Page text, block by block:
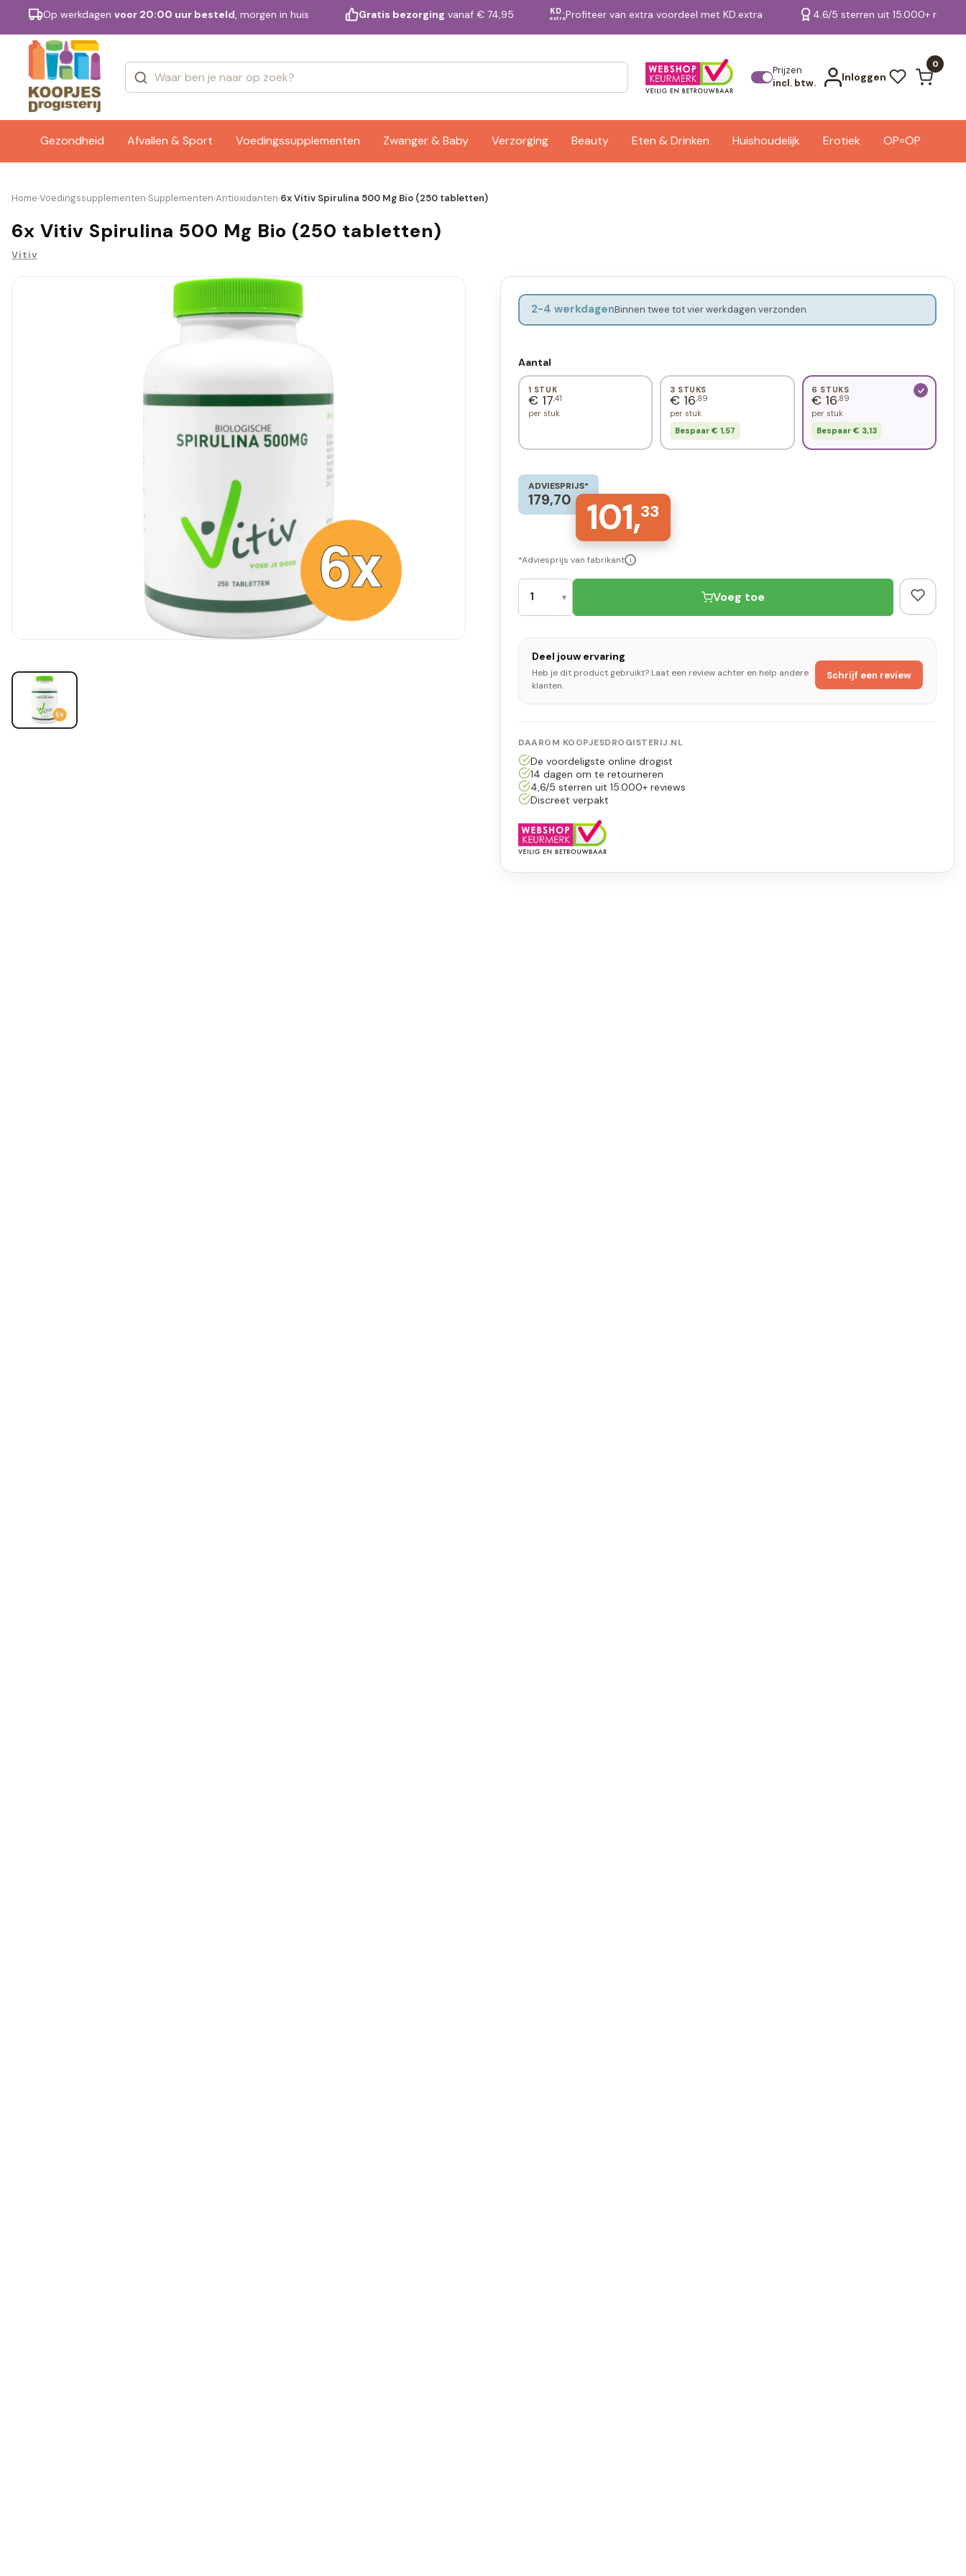
Op werkdagen voor 20:00 uur besteld, morgen in huis Gratis bezorging vanaf € 74,95 KD.
extraProfiteer van extra voordeel met KD.extra 4.6/5 sterren uit 15.000+
Prijzen
incl. btw.
Inloggen
0
Gezondheid Afvallen & Sport Voedingssupplementen Zwanger & Baby Verzorging Beauty Eten & Drinken Huishoudelijk Erotiek OP=OP
Merken Bekijk alle resultaten
Home›Voedingssupplementen›Supplementen›Antioxidanten›6x Vitiv Spirulina 500 Mg Bio (250 tabletten)
6x Vitiv Spirulina 500 Mg Bio (250 tabletten)
Vitiv
2-4 werkdagenBinnen twee tot vier werkdagen verzonden
Aantal
1 STUK
€ 17,41
per stuk
3 STUKS
€ 16,89
per stuk
Bespaar € 1,57
6 STUKS
€ 16,89
per stuk
Bespaar € 3,13
ADVIESPRIJS*
179,70 101,33
*Adviesprijs van fabrikant i
Voeg toe
Deel jouw ervaring
Heb je dit product gebruikt? Laat een review achter en help andere
klanten.
Schrijf een review
DAAROM KOOPJESDROGISTERIJ.NL
De voordeligste online drogist
14 dagen om te retourneren
4,6/5 sterren uit 15.000+ reviews
Discreet verpakt